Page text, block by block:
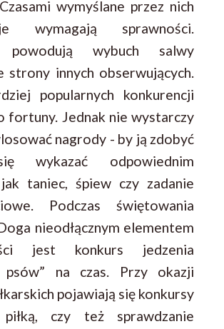
wymyślane przez nich
wymagają sprawności.
powodują wybuch salwy
strony innych obserwujących.
popularnych konkurencji
fortuny. Jednak nie wystarczy
nagrody - by ją zdobyć
wykazać odpowiednim
taniec, śpiew czy zadanie
Podczas świętowania
nieodłącznym elementem
jest konkurs jedzenia
psów” na czas. Przy okazji
pojawiają się konkursy
czy też sprawdzanie